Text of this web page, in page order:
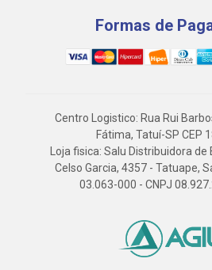
Formas de
Centro Logistico: Rua Rui
Fátima, Tatuí-SP CEP
Loja fisica: Salu Distribuidora de
Celso Garcia, 4357 - Tatuape,
03.063-000 - CNPJ